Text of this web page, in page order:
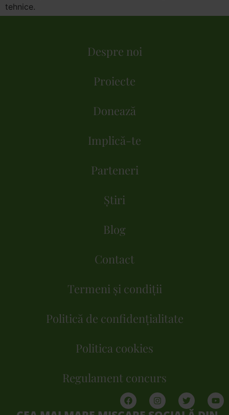
tehnice.
Despre noi
Proiecte
Donează
Implică-te
Parteneri
Știri
Blog
Contact
Termeni și condiții
Politică de confidențialitate
Politica cookies
Regulament concurs